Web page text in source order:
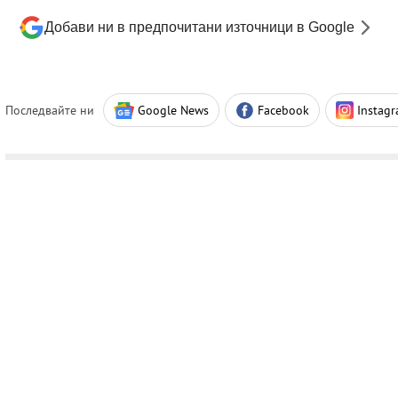
Добави ни в предпочитани източници в Google
Последвайте ни Google News Facebook